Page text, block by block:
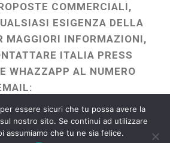
COMMERCIALI,
ESIGENZA DELLA
MAGGIORI INFORMAZIONI,
ITALIA PRESS
WHAZZAPP AL NUMERO
GENTILE
essere sicuri che tu possa avere la
nostro sito. Se continui ad utilizzare
assumiamo che tu ne sia felice.